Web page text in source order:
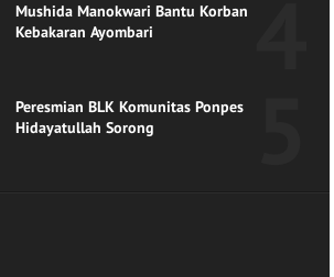
Mushida Manokwari Bantu Korban
Kebakaran Ayombari
Peresmian BLK Komunitas Ponpes
Hidayatullah Sorong